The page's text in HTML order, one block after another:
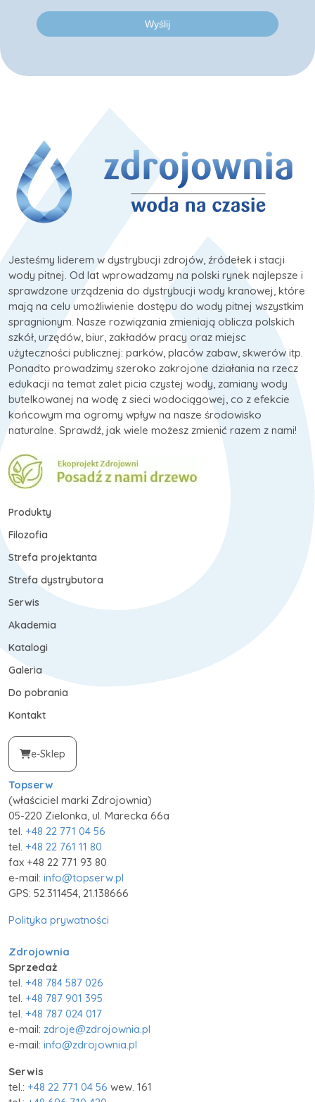
Jesteśmy liderem w dystrybucji zdrojów, źródełek i stacji
wody pitnej. Od lat wprowadzamy na polski rynek najlepsze i
sprawdzone urządzenia do dystrybucji wody kranowej, które
mają na celu umożliwienie dostępu do wody pitnej wszystkim
spragnionym. Nasze rozwiązania zmieniają oblicza polskich
szkół, urzędów, biur, zakładów pracy oraz miejsc
użyteczności publicznej: parków, placów zabaw, skwerów itp.
Ponadto prowadzimy szeroko zakrojone działania na rzecz
edukacji na temat zalet picia czystej wody, zamiany wody
butelkowanej na wodę z sieci wodociągowej, co z efekcie
końcowym ma ogromy wpływ na nasze środowisko
naturalne. Sprawdź, jak wiele możesz zmienić razem z nami!
Produkty
Filozofia
Strefa projektanta
Strefa dystrybutora
Serwis
Akademia
Katalogi
Galeria
Do pobrania
Kontakt
e-Sklep
Topserw
(właściciel marki Zdrojownia)
05-220 Zielonka, ul. Marecka 66a
tel. +48 22 771 04 56
tel. +48 22 761 11 80
fax +48 22 771 93 80
e-mail: info@topserw.pl
GPS: 52.311454, 21.138666
Polityka prywatności
Zdrojownia
Sprzedaż
tel. +48 784 587 026
tel. +48 787 901 395
tel. +48 787 024 017
e-mail: zdroje@zdrojownia.pl
e-mail: info@zdrojownia.pl
Serwis
tel.: +48 22 771 04 56 wew. 161